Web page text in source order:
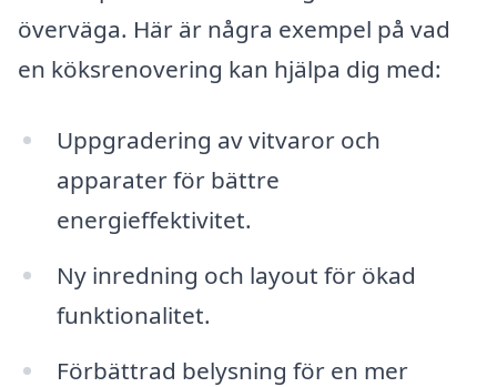
överväga. Här är några exempel på vad
en köksrenovering kan hjälpa dig med:
Uppgradering av vitvaror och
apparater för bättre
energieffektivitet.
Ny inredning och layout för ökad
funktionalitet.
Förbättrad belysning för en mer